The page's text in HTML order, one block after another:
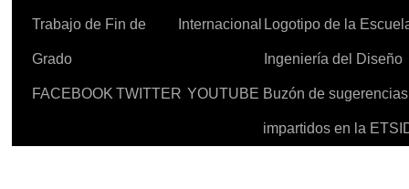
Trabajo de Fin de
Grado
Internacional Logotipo de la
Ingeniería del Diseño
FACEBOOK TWITTER YOUTUBE Buzón de
impartidos en la